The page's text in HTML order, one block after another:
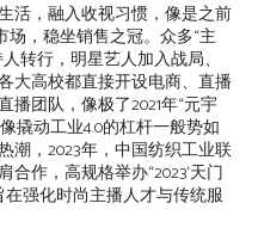
活，融入收视习惯，像是之前
场，稳坐销售之冠。众多“主
转行，明星艺人加入战局、
大高校都直接开设电商、直播
团队，像极了2021年“元宇
撬动工业4.0的杠杆一般势如
潮，2023年，中国纺织工业联
作，高规格举办“2023‘天门
在强化时尚主播人才与传统服